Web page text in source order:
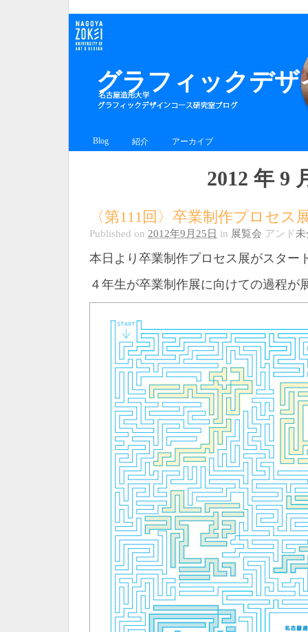
グラフィックデ
Blog 紹介 アーカイブ
2012 年 9
〈第111回〉卒業制作プロセス
Published on 2012年9月25日 in 展覧会 アンド
本日より卒業制作プロセス展がスター
４年生が卒業制作展に向けての過程が